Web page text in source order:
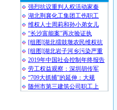
强烈抗议重判人权活动家秦
湖北荆襄化工集团工伤职工
维权人士周莉和孙小弟女儿
“长沙富能案”再次验证执
[组图]湖北擂鼓墩农民维权抗
[组图]湖北岩子河乡污染严重
2019年中国社会控制年终报告
劳工权益观察：深圳胡传军
“709大抓捕”的延伸：大规
随州市第三建筑公司职工上